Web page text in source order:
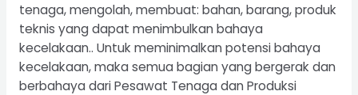
tenaga, mengolah, membuat: bahan, barang, produk
teknis yang dapat menimbulkan bahaya
kecelakaan.. Untuk meminimalkan potensi bahaya
kecelakaan, maka semua bagian yang bergerak dan
berbahaya dari Pesawat Tenaga dan Produksi